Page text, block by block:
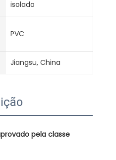
isolado
PVC
Jiangsu, China
pela classe